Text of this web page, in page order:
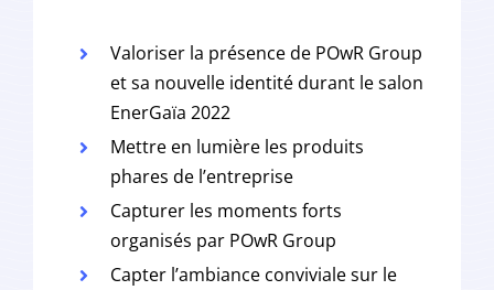
Valoriser la présence de POwR Group
et sa nouvelle identité durant le salon
EnerGaïa 2022
Mettre en lumière les produits
phares de l’entreprise
Capturer les moments forts
organisés par POwR Group
Capter l’ambiance conviviale sur le